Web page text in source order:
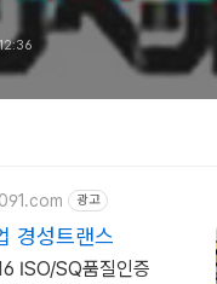
광고
경성트랜스
ISO/SQ품질인증